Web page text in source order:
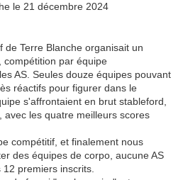
le 21 décembre 2024
de Terre Blanche organisait un
compétition par équipe
AS. Seules douze équipes pouvant
réactifs pour figurer dans le
s'affrontaient en brut stableford,
les quatre meilleurs scores
compétitif, et finalement nous
des équipes de corpo, aucune AS
premiers inscrits.